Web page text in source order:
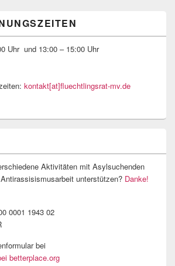
Uhr und 13:00 – 15:00 Uhr
kontakt[at]fluechtlingsrat-mv.de
Aktivitäten mit Asylsuchenden
unterstützen? Danke!
0001 1943 02
bei
betterplace.org